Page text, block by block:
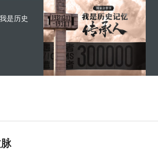
是历史